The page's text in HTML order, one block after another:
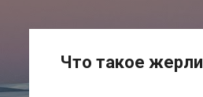
Что такое